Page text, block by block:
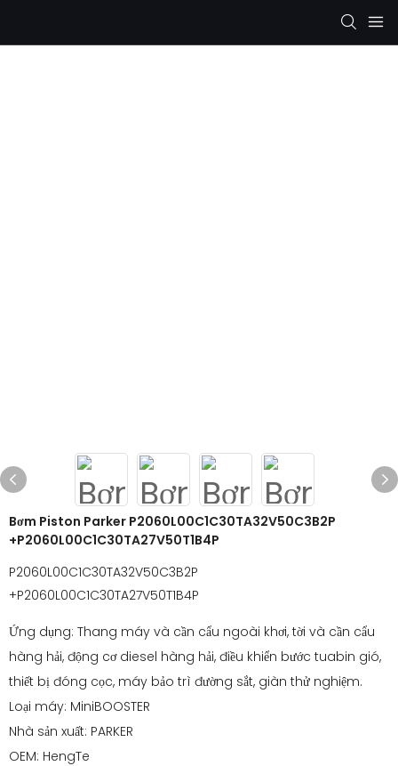
Bơm Piston Parker P2060L00C1C30TA32V50C3B2P
+P2060L00C1C30TA27V50T1B4P
P2060L00C1C30TA32V50C3B2P
+P2060L00C1C30TA27V50T1B4P
Ứng dụng: Thang máy và cần cẩu ngoài khơi, tời và cần cẩu
hàng hải, động cơ diesel hàng hải, điều khiển bước tuabin gió,
thiết bị đóng cọc, máy bảo trì đường sắt, giàn thử nghiệm.
Loại máy: MiniBOOSTER
Nhà sản xuất: PARKER
OEM: HengTe